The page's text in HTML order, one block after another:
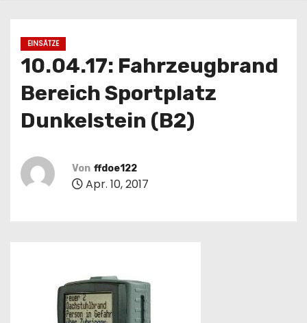
EINSÄTZE
10.04.17: Fahrzeugbrand
Bereich Sportplatz
Dunkelstein (B2)
Von ffdoe122
Apr. 10, 2017